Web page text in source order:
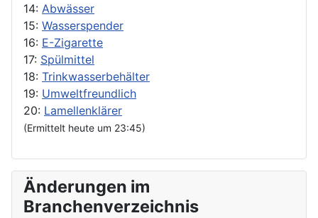
14: Abwässer
15: Wasserspender
16: E-Zigarette
17: Spülmittel
18: Trinkwasserbehälter
19: Umweltfreundlich
20: Lamellenklärer
(Ermittelt heute um 23:45)
Änderungen im
Branchenverzeichnis